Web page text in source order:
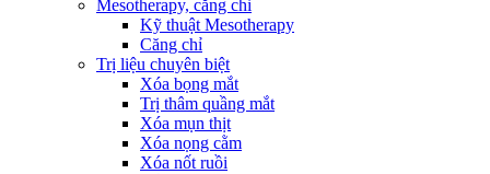
Mesotherapy, căng chỉ
Kỹ thuật Mesotherapy
Căng chỉ
Trị liệu chuyên biệt
Xóa bọng mắt
Trị thâm quầng mắt
Xóa mụn thịt
Xóa nọng cằm
Xóa nốt ruồi